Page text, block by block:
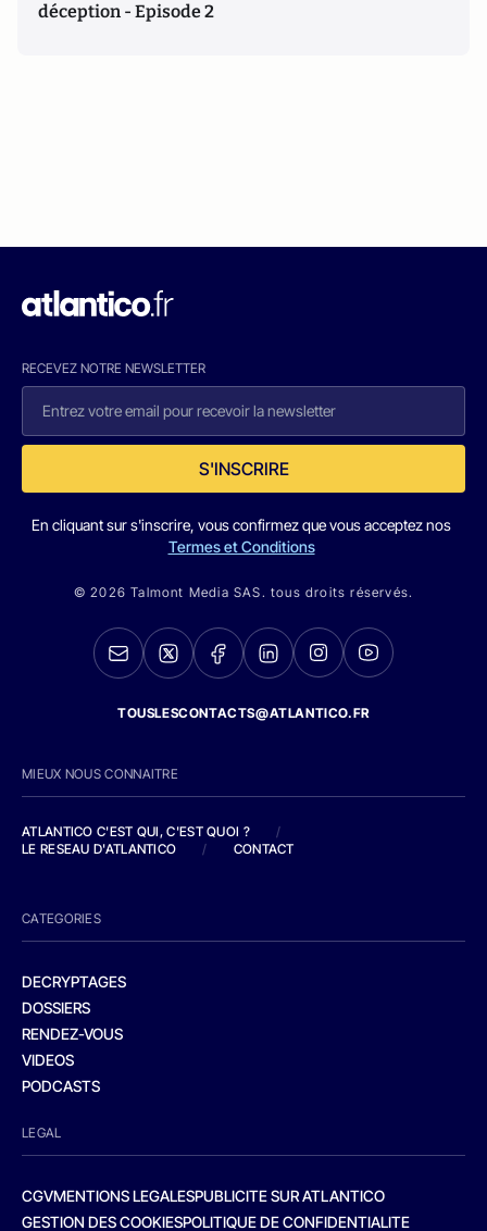
déception - Episode 2
RECEVEZ NOTRE NEWSLETTER
S'INSCRIRE
En cliquant sur s'inscrire, vous confirmez que vous acceptez nos
Termes et Conditions
© 2026 Talmont Media SAS. tous droits réservés.
TOUSLESCONTACTS@ATLANTICO.FR
MIEUX NOUS CONNAITRE
ATLANTICO C'EST QUI, C'EST QUOI ?
/
LE RESEAU D'ATLANTICO
/ CONTACT
CATEGORIES
DECRYPTAGES
DOSSIERS
RENDEZ-VOUS
VIDEOS
PODCASTS
LEGAL
CGVMENTIONS LEGALESPUBLICITE SUR ATLANTICO
GESTION DES COOKIESPOLITIQUE DE CONFIDENTIALITE